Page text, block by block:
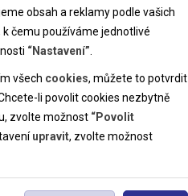
obsah a reklamy podle vašich
čemu používáme jednotlivé
“Nastavení”
všech cookies, můžete to potvrdit
Chcete-li povolit cookies nezbytně
zvolte možnost “Povolit
upravit, zvolte možnost
jako navigace stránky a
webové stránky. Webová
bez těchto cookies.
můžeme měřit návštěvnost
výkon reklam a také jejich
zpracováváme anonymně bez
našeho webu. Bez vašeho
nám umožňují přizpůsobit
zájmů a preferencí. Bez souhlasu